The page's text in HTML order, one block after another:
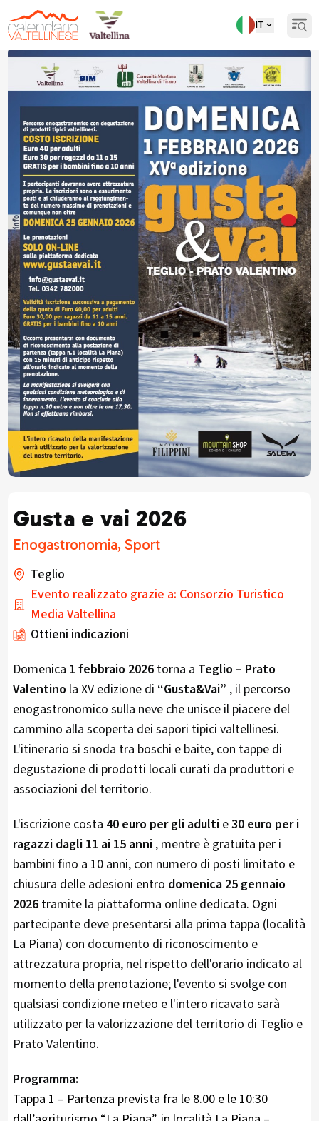
IT
Gusta e vai 2026
Enogastronomia, Sport
Teglio
Evento realizzato grazie a: Consorzio Turistico
Media Valtellina
Ottieni indicazioni
Domenica 1 febbraio 2026torna a Teglio – Prato
Valentino la XV edizione di “Gusta&Vai” , il percorso
enogastronomico sulla neve che unisce il piacere del
cammino alla scoperta dei sapori tipici valtellinesi.
L'itinerario si snoda tra boschi e baite, con tappe di
degustazione di prodotti locali curati da produttori e
associazioni del territorio.
L'iscrizione costa 40 euro per gli adultie30 euro per i
ragazzi dagli 11 ai 15 anni, mentre è gratuita per i
bambini fino a 10 anni, con numero di posti limitato e
chiusura delle adesioni entro domenica 25 gennaio
2026tramite la piattaforma online dedicata. Ogni
partecipante deve presentarsi alla prima tappa (località
La Piana) con documento di riconoscimento e
attrezzatura propria, nel rispetto dell'orario indicato al
momento della prenotazione; l'evento si svolge con
qualsiasi condizione meteo e l'intero ricavato sarà
utilizzato per la valorizzazione del territorio di Teglio e
Prato Valentino.
Programma:
Tappa 1 – Partenza prevista fra le 8.00 e le 10:30